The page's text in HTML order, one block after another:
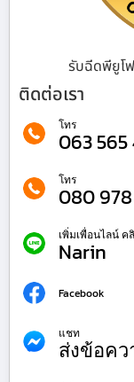
รับฉีดพียูโ
ติดต่อเรา
โทร
063 565
โทร
080
เพิ่มเพื่อนไลน์ ค
Narin
Facebook
แชท
ส่งข้อคว